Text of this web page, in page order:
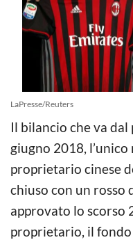
LaPresse/Reuters
Il bilancio che va
giugno 2018,
proprietario cinese
chiuso con un rosso
approvato lo scorso
proprietario, il